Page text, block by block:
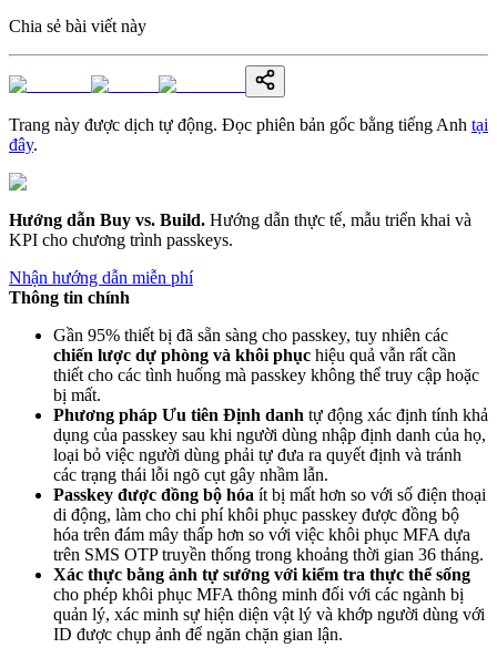
Chia sẻ bài viết này
Trang này được dịch tự động. Đọc phiên bản gốc bằng tiếng Anh tại
đây.
Hướng dẫn Buy vs. Build. Hướng dẫn thực tế, mẫu triển khai và
KPI cho chương trình passkeys.
Nhận hướng dẫn miễn phí
Thông tin chính
Gần 95% thiết bị đã sẵn sàng cho passkey, tuy nhiên các
chiến lược dự phòng và khôi phục hiệu quả vẫn rất cần
thiết cho các tình huống mà passkey không thể truy cập hoặc
bị mất.
Phương pháp Ưu tiên Định danh tự động xác định tính khả
dụng của passkey sau khi người dùng nhập định danh của họ,
loại bỏ việc người dùng phải tự đưa ra quyết định và tránh
các trạng thái lỗi ngõ cụt gây nhầm lẫn.
Passkey được đồng bộ hóa ít bị mất hơn so với số điện thoại
di động, làm cho chi phí khôi phục passkey được đồng bộ
hóa trên đám mây thấp hơn so với việc khôi phục MFA dựa
trên SMS OTP truyền thống trong khoảng thời gian 36 tháng.
Xác thực bằng ảnh tự sướng với kiểm tra thực thể sống
cho phép khôi phục MFA thông minh đối với các ngành bị
quản lý, xác minh sự hiện diện vật lý và khớp người dùng với
ID được chụp ảnh để ngăn chặn gian lận.